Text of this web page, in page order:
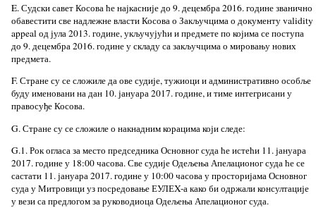
E. Судски савет Косова ће најкасније до 9. децембра 2016. године званично
обавестити све надлежне власти Косова о Закључцима о документу validity
appeal од јула 2013. године, укључујући и предмете по којима се поступа
до 9. децембра 2016. године у складу са закључцима о мировању нових
предмета.
F. Стране су се сложиле да ове судије, тужиоци и административно особље
буду именовани на дан 10. јануара 2017. године, и тиме интегрисани у
правосуђе Косова.
G. Стране су се сложиле о накнадним корацима који следе:
G.1. Рок огласа за место председника Основног суда ће истећи 11. јануара
2017. године у 18:00 часова. Све судије Одељења Апелационог суда ће се
састати 11. јануара 2017. године у 10:00 часова у просторијама Основног
суда у Митровици уз посредовање ЕУЛЕX-а како би одржали консултације
у вези са предлогом за руководиоца Одељења Апелационог суда.